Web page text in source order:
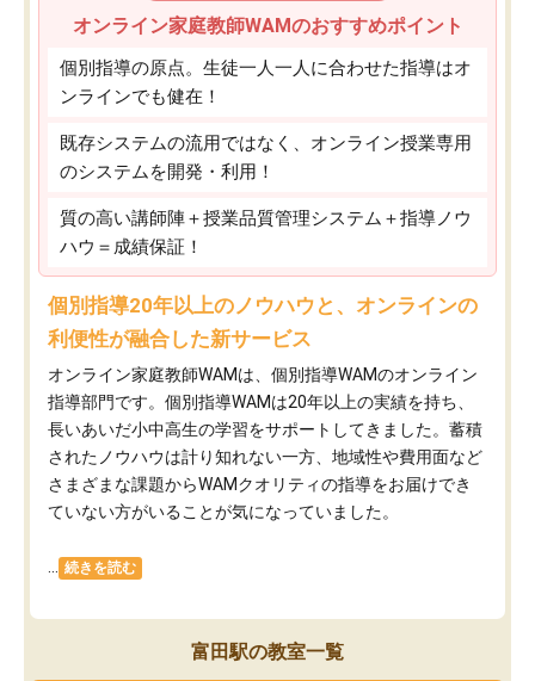
オンライン家庭教師WAMのおすすめポイント
個別指導の原点。生徒一人一人に合わせた指導はオ
ンラインでも健在！
既存システムの流用ではなく、オンライン授業専用
のシステムを開発・利用！
質の高い講師陣＋授業品質管理システム＋指導ノウ
ハウ＝成績保証！
個別指導20年以上のノウハウと、オンラインの
利便性が融合した新サービス
オンライン家庭教師WAMは、個別指導WAMのオンライン
指導部門です。個別指導WAMは20年以上の実績を持ち、
長いあいだ小中高生の学習をサポートしてきました。蓄積
されたノウハウは計り知れない一方、地域性や費用面など
さまざまな課題からWAMクオリティの指導をお届けでき
ていない方がいることが気になっていました。
続きを読む
富田駅の教室一覧